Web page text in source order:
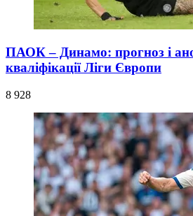
ПАОК – Динамо: прогноз і
кваліфікації Ліги Європи
8 928